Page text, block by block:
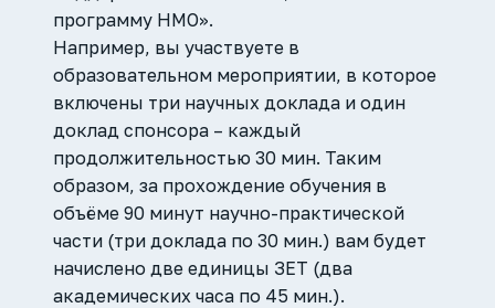
программу НМО».
Например, вы участвуете в
образовательном мероприятии, в которое
включены три научных доклада и один
доклад спонсора – каждый
продолжительностью 30 мин. Таким
образом, за прохождение обучения в
объёме 90 минут научно-практической
части (три доклада по 30 мин.) вам будет
начислено две единицы ЗЕТ (два
академических часа по 45 мин.).